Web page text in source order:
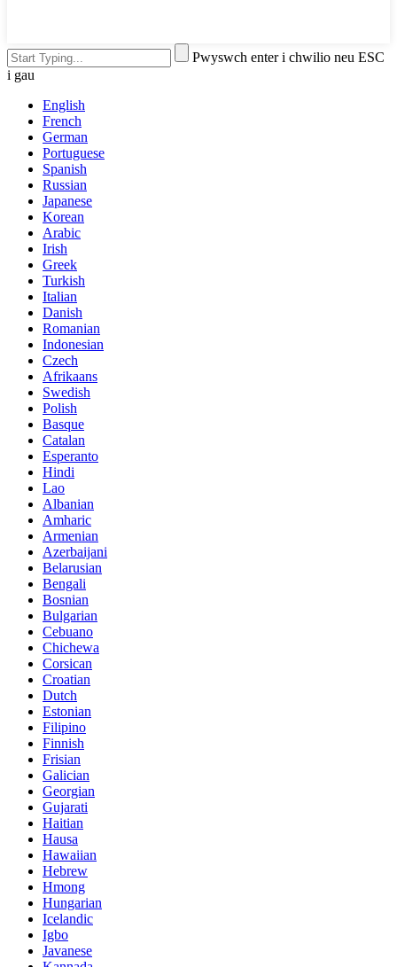
Pwyswch enter i chwilio neu ESC
i gau
English
French
German
Portuguese
Spanish
Russian
Japanese
Korean
Arabic
Irish
Greek
Turkish
Italian
Danish
Romanian
Indonesian
Czech
Afrikaans
Swedish
Polish
Basque
Catalan
Esperanto
Hindi
Lao
Albanian
Amharic
Armenian
Azerbaijani
Belarusian
Bengali
Bosnian
Bulgarian
Cebuano
Chichewa
Corsican
Croatian
Dutch
Estonian
Filipino
Finnish
Frisian
Galician
Georgian
Gujarati
Haitian
Hausa
Hawaiian
Hebrew
Hmong
Hungarian
Icelandic
Igbo
Javanese